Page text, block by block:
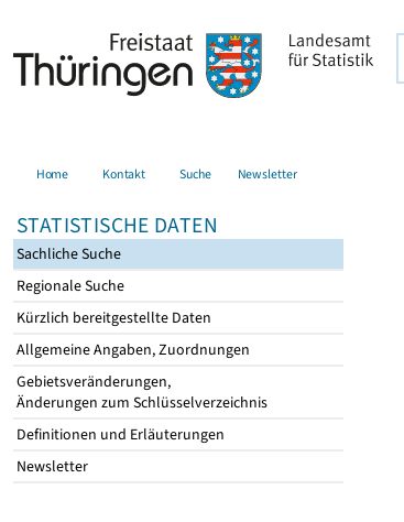
Home Kontakt Suche Newsletter
STATISTISCHE DATEN
Sachliche Suche
Regionale Suche
Kürzlich bereitgestellte Daten
Allgemeine Angaben, Zuordnungen
Gebietsveränderungen,
Änderungen zum Schlüsselverzeichnis
Definitionen und Erläuterungen
Newsletter